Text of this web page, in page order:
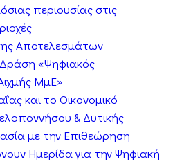
περιουσίας στις
Αποτελεσμάτων
Δράση «Ψηφιακός
ΜμΕ»
και το Οικονομικό
& Δυτικής
με την Επιθεώρηση
Ημερίδα για την Ψηφιακή